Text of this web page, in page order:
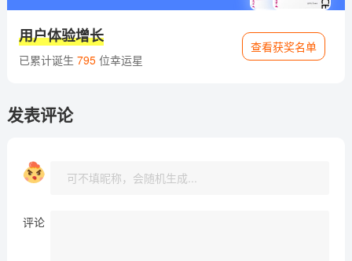
用户体验增长
已累计诞生 795位幸运星
查看获奖名单
发表评论
评论